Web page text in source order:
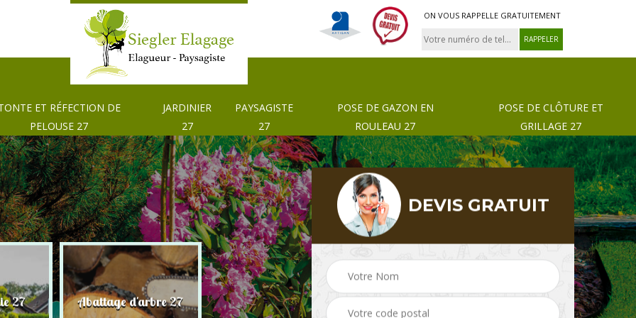
ON VOUS RAPPELLE GRATUITEMENT
ET RÉFECTION DE
PELOUSE 27
JARDINIER
27
PAYSAGISTE
27
POSE DE GAZON EN
ROULEAU 27
POSE DE CLÔTURE ET
GRILLAGE 27
27 Abattage d'arbre 27 Tonte et réfection de
pelouse 27 Paysagiste 27 Pose de gazon en
rouleau 27
DEVIS GRATUIT